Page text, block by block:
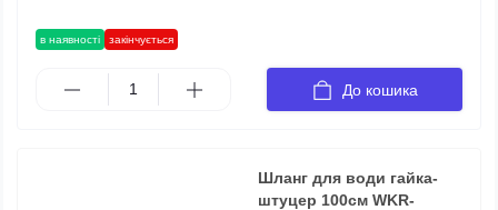
в наявності закінчується
До кошика
Шланг для води гайка-
штуцер 100см WKR-